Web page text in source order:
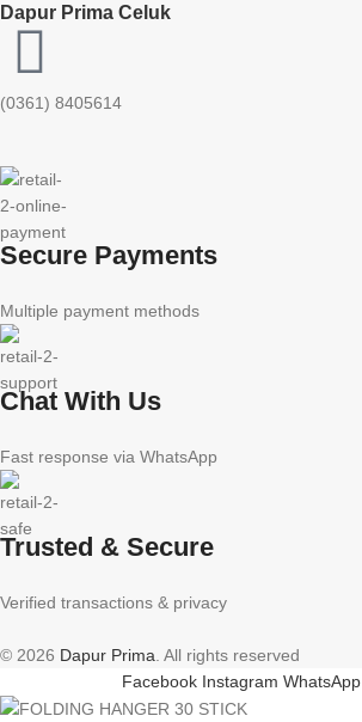
Dapur Prima Celuk
(0361) 8405614
Secure Payments
Multiple payment methods
Chat With Us
Fast response via WhatsApp
Trusted & Secure
Verified transactions & privacy
© 2026 Dapur Prima . All rights reserved
Facebook Instagram WhatsApp